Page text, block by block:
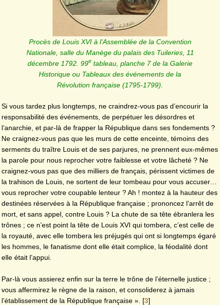
Procès de Louis XVI à l’Assemblée de la Convention
Nationale, salle du Manège du palais des Tuileries, 11
décembre 1792. 99e tableau, planche 7 de la Galerie
Historique ou Tableaux des événements de la
Révolution française (1795-1799).
Si vous tardez plus longtemps, ne craindrez-vous pas d’encourir la
responsabilité des événements, de perpétuer les désordres et
l’anarchie, et par-là de frapper la République dans ses fondements ?
Ne craignez-vous pas que les murs de cette enceinte, témoins des
serments du traître Louis et de ses parjures, ne prennent eux-mêmes
la parole pour nous reprocher votre faiblesse et votre lâcheté ? Ne
craignez-vous pas que des milliers de français, périssent victimes de
la trahison de Louis, ne sortent de leur tombeau pour vous accuser…
vous reprocher votre coupable lenteur ? Ah ! montez à la hauteur des
destinées réservées à la République française ; prononcez l’arrêt de
mort, et sans appel, contre Louis ? La chute de sa tête ébranlera les
trônes ; ce n’est point la tête de Louis XVI qui tombera, c’est celle de
la royauté, avec elle tombera les préjugés qui ont si longtemps égaré
les hommes, le fanatisme dont elle était complice, la féodalité dont
elle était l’appui.
Par-là vous assierez enfin sur la terre le trône de l’éternelle justice ;
vous affermirez le règne de la raison, et consoliderez à jamais
l’établissement de la République française ». [3]